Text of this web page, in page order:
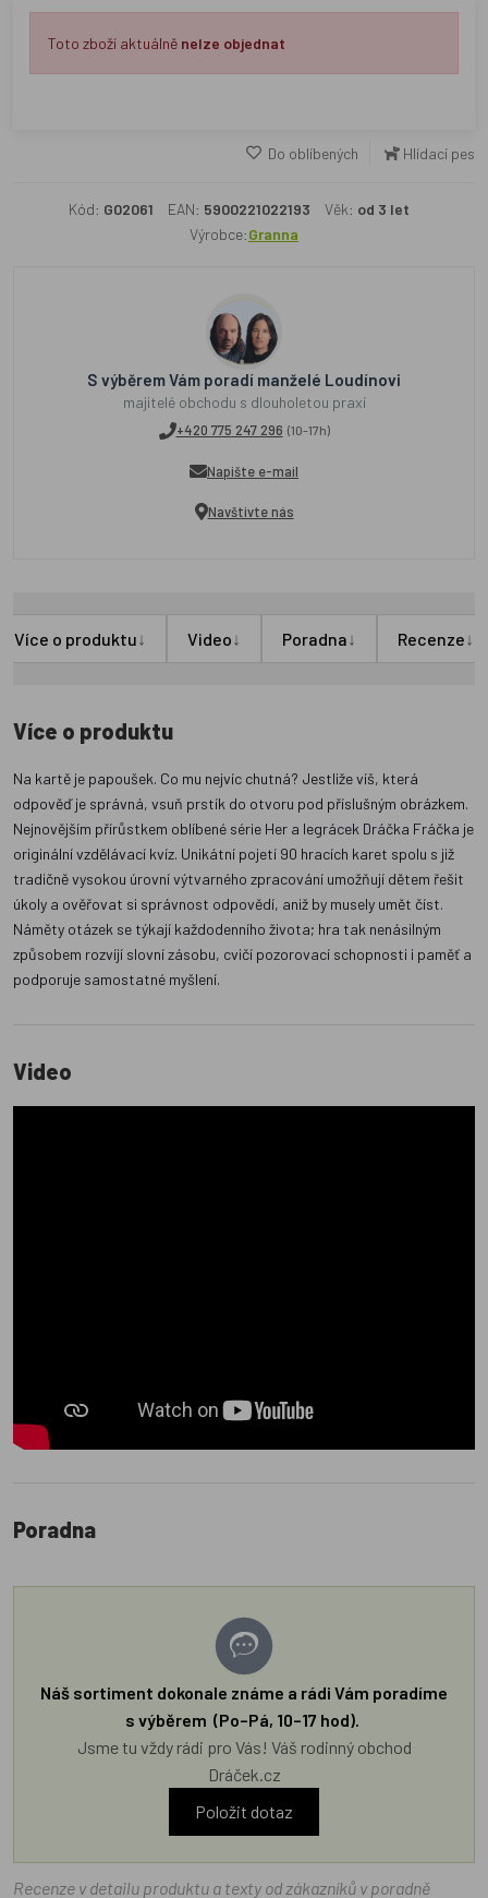
Toto zboží aktuálně nelze objednat
Do oblíbených Hlídací pes
Kód: G02061 EAN: 5900221022193 Věk: od 3 let
Výrobce:Granna
S výběrem Vám poradí manželé Loudínovi
majitelé obchodu s dlouholetou praxí
+420 775 247 296 (10-17h)
Napište e-mail
Navštivte nás
Více o produktu↓ Video↓ Poradna↓ Recenze↓
Více o produktu
Na kartě je papoušek. Co mu nejvíc chutná? Jestliže víš, která
odpověď je správná, vsuň prstík do otvoru pod příslušným obrázkem.
Nejnovějším přírůstkem oblíbené série Her a legrácek Dráčka Fráčka je
originální vzdělávací kvíz. Unikátní pojetí 90 hracích karet spolu s již
tradičně vysokou úrovní výtvarného zpracování umožňují dětem řešit
úkoly a ověřovat si správnost odpovědí, aniž by musely umět číst.
Náměty otázek se týkají každodenního života; hra tak nenásilným
způsobem rozvíjí slovní zásobu, cvičí pozorovací schopnosti i paměť a
podporuje samostatné myšlení.
Video
Poradna
Náš sortiment dokonale známe a rádi Vám poradíme
s výběrem (Po–Pá, 10–17 hod).
Jsme tu vždy rádi pro Vás! Váš rodinný obchod
Dráček.cz
Položit dotaz
Recenze v detailu produktu a texty od zákazníků v poradně